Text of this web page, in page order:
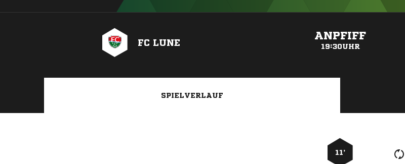
FC LUNE
ANPFIFF
19:30UHR
SPIELVERLAUF
11’